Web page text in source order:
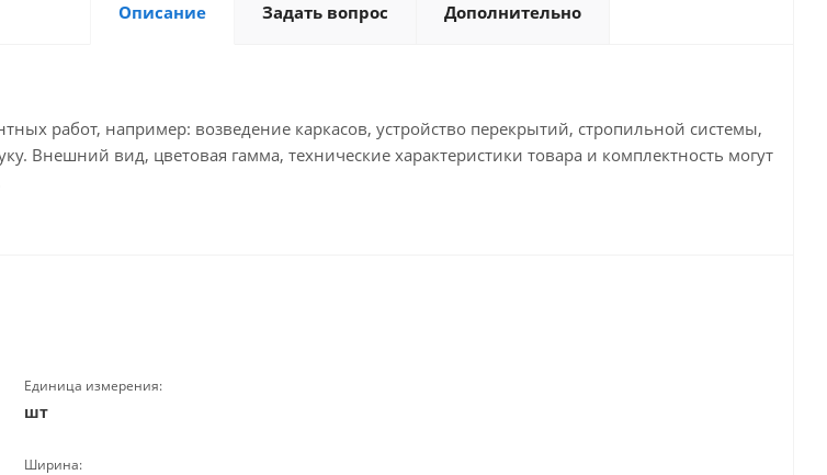
Описание Задать вопрос Дополнительно
работ, например: возведение каркасов, устройство перекрытий, стропильной системы,
Внешний вид, цветовая гамма, технические характеристики товара и комплектность могут
Единица измерения:
шт
Ширина: